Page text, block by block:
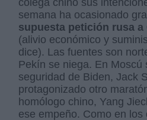
semana ha ocasionado
supuesta petición rusa a
(alivio económico y
dice). Las fuentes son
Pekín se niega. En Moscú
seguridad de Biden, Jack
protagonizado otro
homólogo chino, Yang
ese empeño. Como en los